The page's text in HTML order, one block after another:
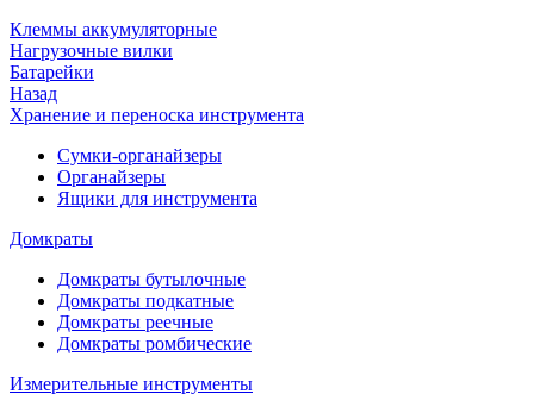
Клеммы аккумуляторные
Нагрузочные вилки
Батарейки
Назад
Хранение и переноска инструмента
Сумки-органайзеры
Органайзеры
Ящики для инструмента
Домкраты
Домкраты бутылочные
Домкраты подкатные
Домкраты реечные
Домкраты ромбические
Измерительные инструменты